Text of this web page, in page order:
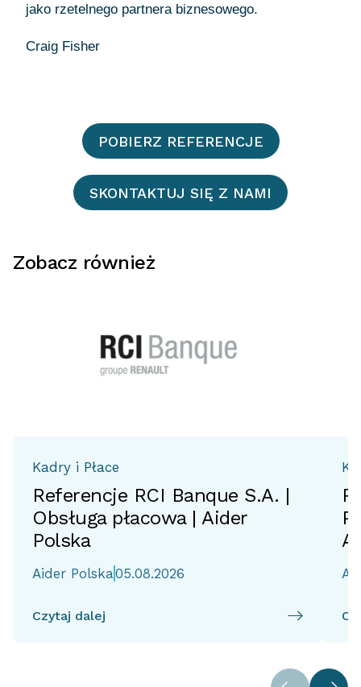
jako rzetelnego partnera biznesowego.
POBIERZ REFERENCJE
SKONTAKTUJ SIĘ Z NAMI
Zobacz również
Kadry i Płace
Referencje RCI Banque S.A. |
Obsługa płacowa | Aider
Polska
Aider Polska05.08.2026
Czytaj dalej